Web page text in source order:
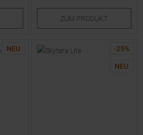
ZUM PRODUKT
NEU -25%
NEU